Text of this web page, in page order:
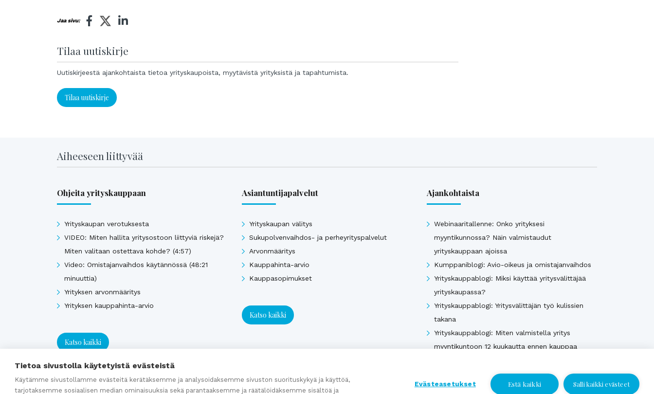
Jaa sivu:
Tilaa uutiskirje
Uutiskirjeestä ajankohtaista tietoa yrityskaupoista, myytävistä yrityksistä ja tapahtumista.
Tilaa uutiskirje
Aiheeseen liittyvää
Ohjeita yrityskauppaan
Yrityskaupan verotuksesta
VIDEO: Miten hallita yritysostoon liittyviä riskejä?
Miten valitaan ostettava kohde? (4:57)
Video: Omistajanvaihdos käytännössä (48:21
minuuttia)
Yrityksen arvonmääritys
Yrityksen kauppahinta-arvio
Katso kaikki
Asiantuntijapalvelut
Yrityskaupan välitys
Sukupolvenvaihdos- ja perheyrityspalvelut
Arvonmääritys
Kauppahinta-arvio
Kauppasopimukset
Katso kaikki
Ajankohtaista
Webinaaritallenne: Onko yrityksesi
myyntikunnossa? Näin valmistaudut
yrityskauppaan ajoissa
Kumppaniblogi: Avio-oikeus ja omistajanvaihdos
Yrityskauppablogi: Miksi käyttää yritysvälittäjää
yrityskaupassa?
Yrityskauppablogi: Yritysvälittäjän työ kulissien
takana
Yrityskauppablogi: Miten valmistella yritys
myyntikuntoon 12 kuukautta ennen kauppaa
Katso kaikki
Tietoa sivustolla käytetyistä evästeistä
Käytämme sivustollamme evästeitä kerätäksemme ja analysoidaksemme sivuston suorituskykyä ja käyttöä,
tarjotaksemme sosiaalisen median ominaisuuksia sekä parantaaksemme ja räätälöidäksemme sisältöä ja
Evästeasetukset Estä kaikki Salli kaikki evästeet